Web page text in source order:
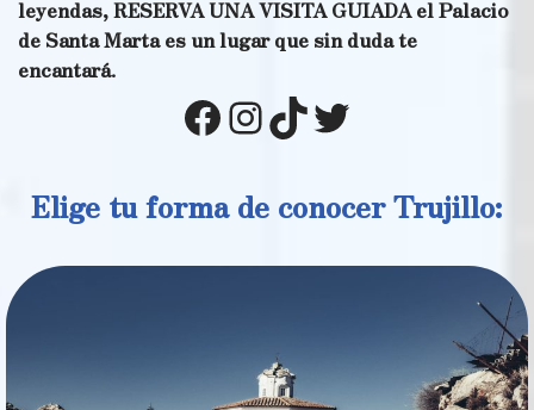
leyendas, RESERVA UNA VISITA GUIADA el Palacio
de Santa Marta es un lugar que sin duda te
encantará.
Elige tu forma de conocer Trujillo: